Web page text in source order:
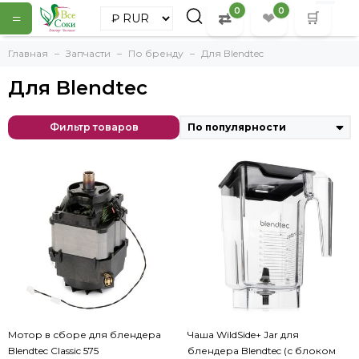
= ⇄ 0 ❤ 0 🛒
Главная Запчасти По бренду Для Blendtec
Для Blendtec
Мотор в сборе для блендера Blendtec Classic 575
Двигатель для блендера Blendtec Classic 575.
Чаша WildSide+ Jar для блендера Blendtec (с блоком ножей)
Чаша WildSide+ имеет пять сторон, угловатую форму и
Ножи WildSide+ впаяны прямо в чашу аппарата, поэтому их
Для Blendtec
Фильтр товаров
Мотор в сборе для блендера
Blendtec Classic 575
Чаша WildSide+ Jar для
блендера Blendtec (с блоком